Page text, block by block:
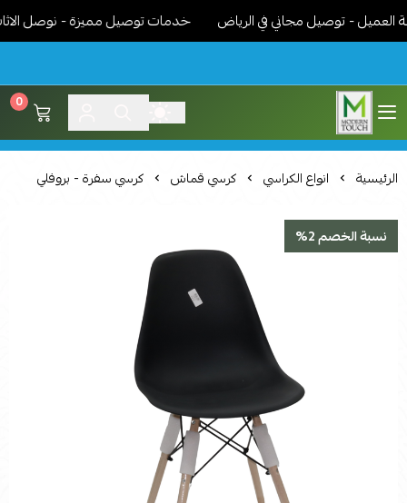
- توصيل مجاني في الرياض خدمات توصيل مميزة - نوصل الاثاث
اثاث مودرن لمسة عصرية
0
الرئيسية انواع الكراسي كرسي قماش كرسي سفرة - بروفلي
نسبة الخصم 2%